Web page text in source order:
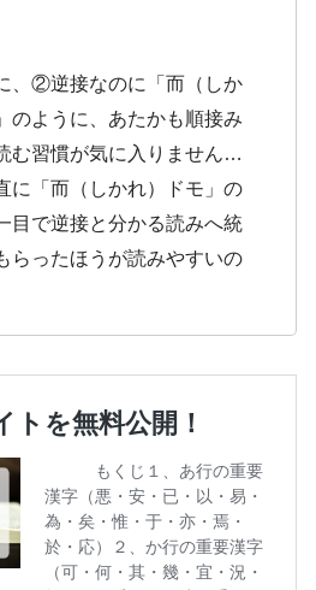
、②逆接なのに「而（しか
のように、あたかも順接み
む習慣が気に入りません…
に「而（しかれ）ドモ」の
目で逆接と分かる読みへ統
らったほうが読みやすいの